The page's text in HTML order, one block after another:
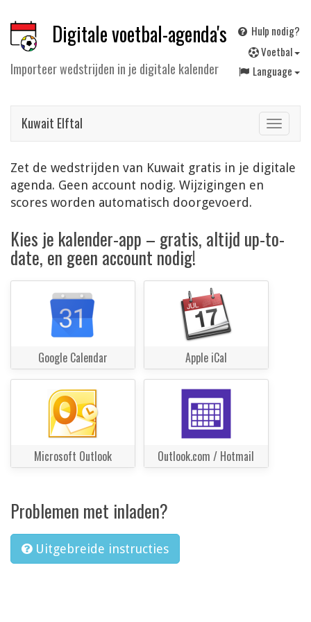
Digitale voetbal-agenda's
Importeer wedstrijden in je digitale kalender
Hulp nodig?
Voetbal
Language
Toggle
Kuwait Elftal
Zet de wedstrijden van Kuwait gratis in je digitale
agenda. Geen account nodig. Wijzigingen en
scores worden automatisch doorgevoerd.
Kies je kalender-app – gratis, altijd up-to-
date, en geen account nodig!
Google Calendar Apple iCal
Microsoft Outlook Outlook.com / Hotmail
Problemen met inladen?
Uitgebreide instructies